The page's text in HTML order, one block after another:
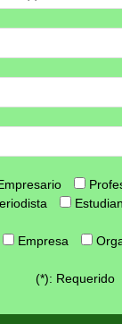
Empresa
(*): Requerido